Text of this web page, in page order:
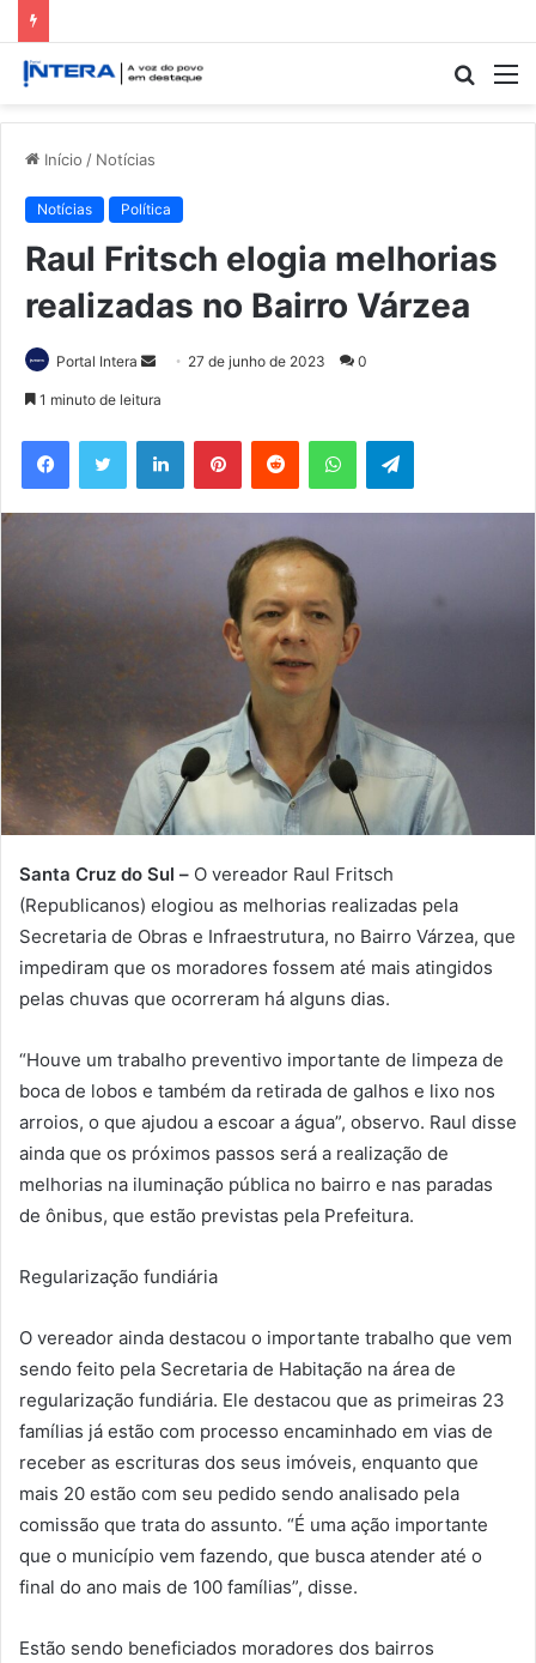
Início / Notícias
Notícias Política
Raul Fritsch elogia melhorias
realizadas no Bairro Várzea
Portal Intera
Mande
mail
27 de junho de 2023 0
1 minuto de leitura
FacebookTwitter LinkedinPinterestReddit WhatsAppTelegram
Santa Cruz do Sul – O vereador Raul Fritsch
(Republicanos) elogiou as melhorias realizadas pela
Secretaria de Obras e Infraestrutura, no Bairro Várzea, que
impediram que os moradores fossem até mais atingidos
pelas chuvas que ocorreram há alguns dias.
“Houve um trabalho preventivo importante de limpeza de
boca de lobos e também da retirada de galhos e lixo nos
arroios, o que ajudou a escoar a água”, observo. Raul disse
ainda que os próximos passos será a realização de
melhorias na iluminação pública no bairro e nas paradas
de ônibus, que estão previstas pela Prefeitura.
Regularização fundiária
O vereador ainda destacou o importante trabalho que vem
sendo feito pela Secretaria de Habitação na área de
regularização fundiária. Ele destacou que as primeiras 23
famílias já estão com processo encaminhado em vias de
receber as escrituras dos seus imóveis, enquanto que
mais 20 estão com seu pedido sendo analisado pela
comissão que trata do assunto. “É uma ação importante
que o município vem fazendo, que busca atender até o
final do ano mais de 100 famílias”, disse.
Estão sendo beneficiados moradores dos bairros